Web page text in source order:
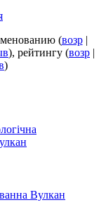
(возр|
), рейтингу (возр |
)
Вулкан